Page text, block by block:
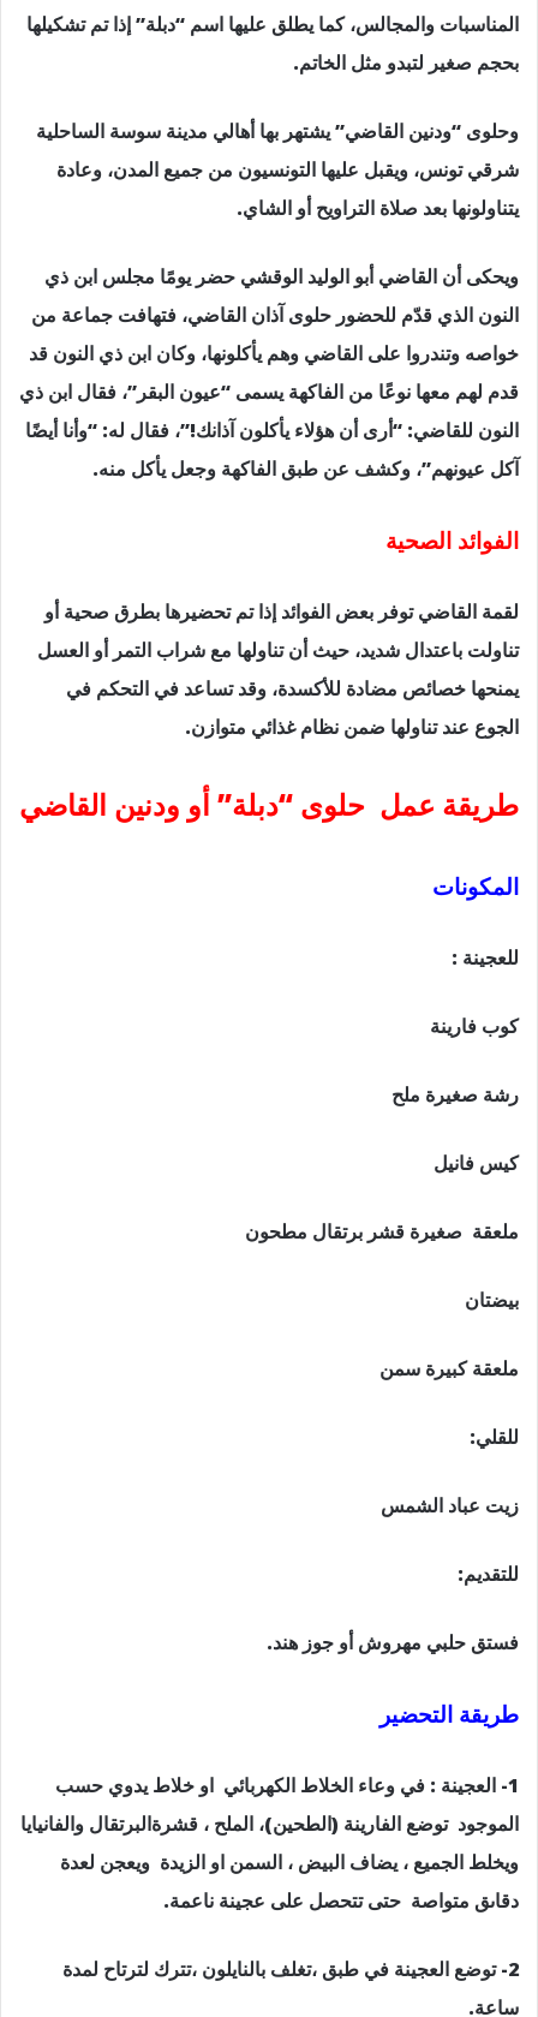
المناسبات والمجالس، كما يطلق عليها اسم “دبلة” إذا تم تشكيلها
بحجم صغير لتبدو مثل الخاتم.
وحلوى “ودنين القاضي” يشتهر بها أهالي مدينة سوسة الساحلية
شرقي تونس، ويقبل عليها التونسيون من جميع المدن، وعادة
يتناولونها بعد صلاة التراويح أو الشاي.
ويحكى أن القاضي أبو الوليد الوقشي حضر يومًا مجلس ابن ذي
النون الذي قدّم للحضور حلوى آذان القاضي، فتهافت جماعة من
خواصه وتندروا على القاضي وهم يأكلونها، وكان ابن ذي النون قد
قدم لهم معها نوعًا من الفاكهة يسمى “عيون البقر”، فقال ابن ذي
النون للقاضي: “أرى أن هؤلاء يأكلون آذانك!”، فقال له: “وأنا أيضًا
آكل عيونهم”، وكشف عن طبق الفاكهة وجعل يأكل منه.
الفوائد الصحية
لقمة القاضي توفر بعض الفوائد إذا تم تحضيرها بطرق صحية أو
تناولت باعتدال شديد، حيث أن تناولها مع شراب التمر أو العسل
يمنحها خصائص مضادة للأكسدة، وقد تساعد في التحكم في
الجوع عند تناولها ضمن نظام غذائي متوازن.
طريقة عمل حلوى “دبلة” أو ودنين القاضي
المكونات
للعجينة :
كوب فارينة
رشة صغيرة ملح
كيس فانيل
ملعقة صغيرة قشر برتقال مطحون
بيضتان
ملعقة كبيرة سمن
للقلي:
زيت عباد الشمس
للتقديم:
فستق حلبي مهروش أو جوز هند.
طريقة التحضير
1- العجينة : في وعاء الخلاط الكهربائي او خلاط يدوي حسب
الموجود توضع الفارينة (الطحين)، الملح ، قشرةالبرتقال والفانيايا
ويخلط الجميع ، يضاف البيض ، السمن او الزيدة ويعجن لعدة
دقاىق متواصة حتى تتحصل على عجينة ناعمة.
2- توضع العجينة في طبق ،تغلف بالنايلون ،تترك لترتاح لمدة
ساعة.